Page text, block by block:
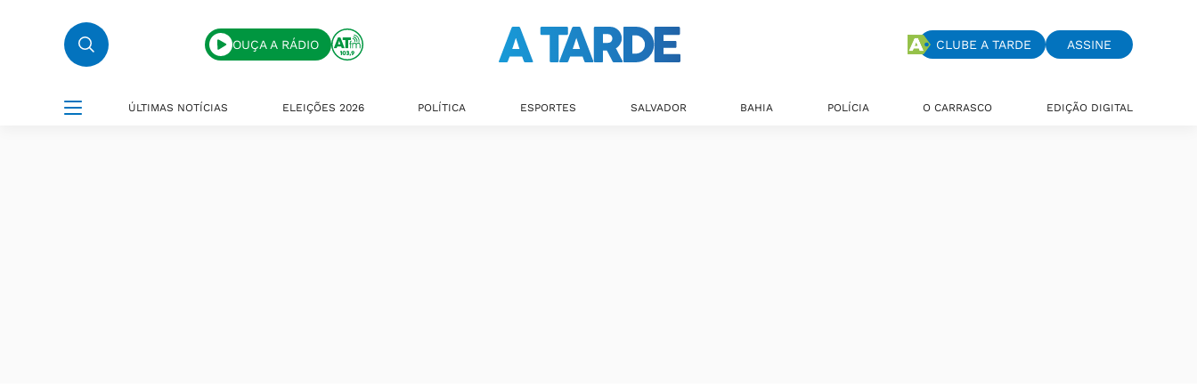
OUÇA A RÁDIO CLUBE A TARDE ASSINE
ÚLTIMAS NOTÍCIAS ELEIÇÕES 2026 POLÍTICA ESPORTES SALVADOR BAHIA POLÍCIA O CARRASCO EDIÇÃO DIGITAL